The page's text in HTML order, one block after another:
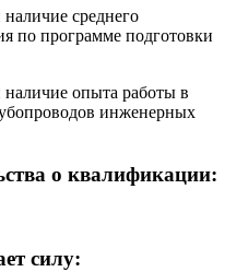
среднего
по программе подготовки
опыта работы в
инженерных
о квалификации:
силу: